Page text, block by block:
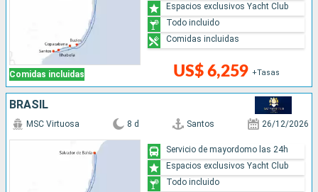
Comidas incluidas US$ 6,259 +Tasas
Espacios exclusivos Yacht Club
Todo incluido
Comidas incluidas
BRASIL
MSC Virtuosa 8 d Santos 26/12/2026
Servicio de mayordomo las 24h
Espacios exclusivos Yacht Club
Todo incluido